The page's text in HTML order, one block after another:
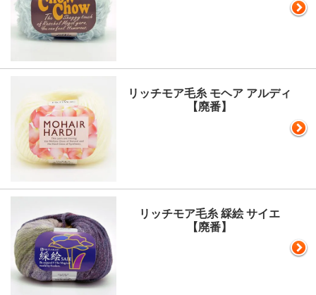
リッチモア毛糸 モヘア アルディ
【廃番】
リッチモア毛糸 綵絵 サイエ
【廃番】